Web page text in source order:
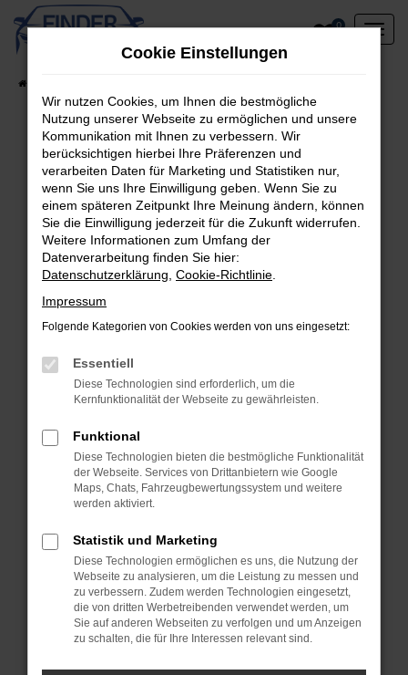
Zum
Hauptinhalt
0
Fehler: Network Error
Beim Laden ist ein Fehler aufgetreten.
Hier sind ein paar Tipps, die dir helfen können:
Überprüfe deine Firewall und deine
Internetverbindung.
Laden andere Webseiten, zum Beispiel deine
Manche Erweiterungen, wie Werbeblocker,
können das Laden bestimmter Seiten
verhindern. Funktioniert die Seite in einem
Fenster?
Starte dein Gerät neu.
Das kann manchmal helfen, vorübergehende
Probleme zu beheben.
Stelle sicher, dass dein Browser und dein
Betriebssystem auf dem neuesten Stand
sind.
Veraltete Software birgt nicht nur ein
Sicherheitsrisiko, sondern kann auch dazu
führen, dass bestimmte Funktionen nicht mehr
Cookie Einstellungen
Wir nutzen Cookies, um Ihnen die bestmögliche
Nutzung unserer Webseite zu ermöglichen und unsere
Kommunikation mit Ihnen zu verbessern. Wir
berücksichtigen hierbei Ihre Präferenzen und
verarbeiten Daten für Marketing und Statistiken nur,
wenn Sie uns Ihre Einwilligung geben. Wenn Sie zu
einem späteren Zeitpunkt Ihre Meinung ändern, können
Sie die Einwilligung jederzeit für die Zukunft widerrufen.
Weitere Informationen zum Umfang der
Datenverarbeitung finden Sie hier:
Datenschutzerklärung Cookie-Richtlinie
Impressum
Folgende Kategorien von Cookies werden von uns eingesetzt:
Essentiell
Diese Technologien sind erforderlich, um die
Kernfunktionalität der Webseite zu gewährleisten.
Funktional
Diese Technologien bieten die bestmögliche Funktionalität
der Webseite. Services von Drittanbietern wie Google
Maps, Chats, Fahrzeugbewertungssystem und weitere
werden aktiviert.
Statistik und Marketing
Diese Technologien ermöglichen es uns, die Nutzung der
Webseite zu analysieren, um die Leistung zu messen und
zu verbessern. Zudem werden Technologien eingesetzt,
die von dritten Werbetreibenden verwendet werden, um
Sie auf anderen Webseiten zu verfolgen und um Anzeigen
zu schalten, die für Ihre Interessen relevant sind.